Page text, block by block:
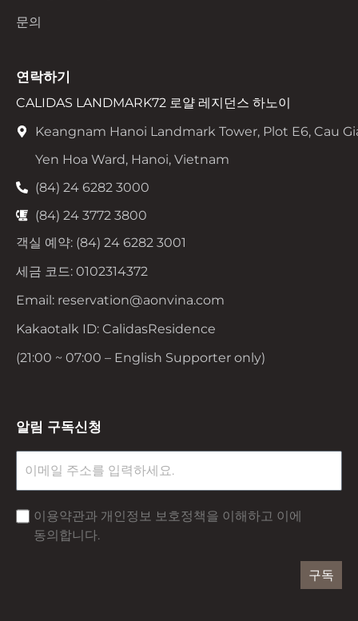
문의
연락하기
CALIDAS LANDMARK72 로얄 레지던스 하노이
Keangnam Hanoi Landmark Tower, Plot E6, Cau
Yen Hoa Ward, Hanoi, Vietnam
(84) 24 6282 3000
(84) 24 3772 3800
객실 예약: (84) 24 6282 3001
세금 코드: 0102314372
Email: reservation@aonvina.com
Kakaotalk ID: CalidasResidence
(21:00 ~ 07:00 – English Supporter only)
알림 구독신청
이용약관과 개인정보 보호정책을 이해하고 이에
동의합니다.
구독